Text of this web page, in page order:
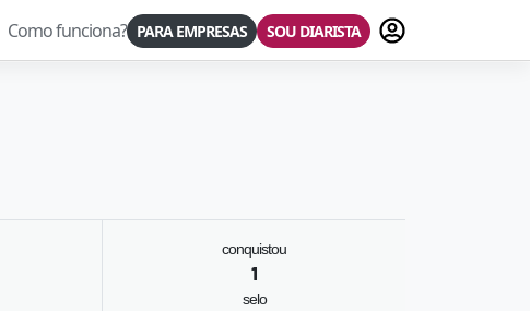
Como funciona? PARA EMPRESAS SOU DIARISTA Fazer login
conquistou
1
selo